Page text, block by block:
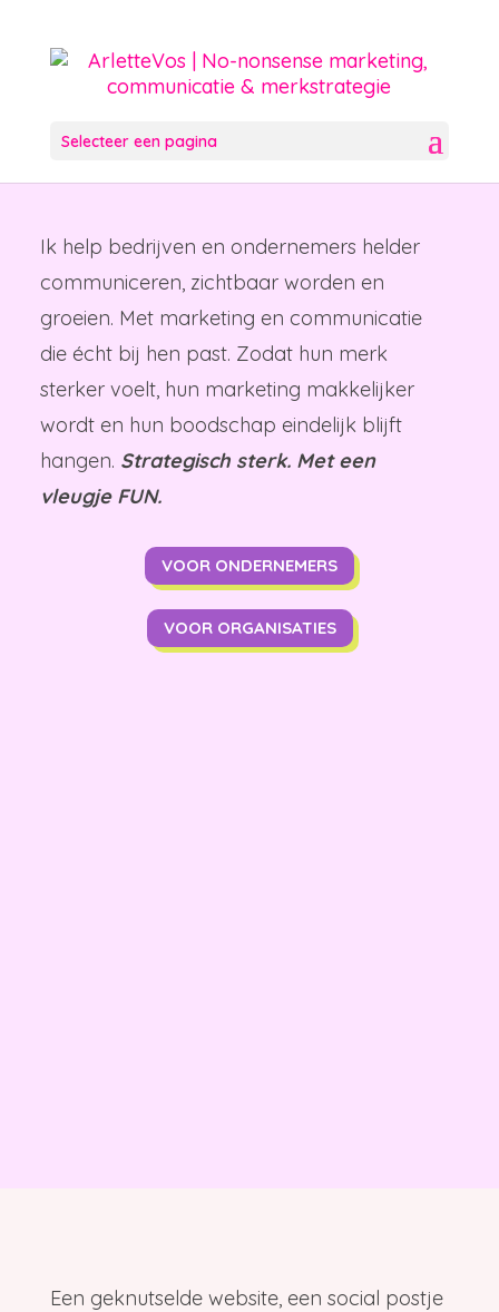
Selecteer een pagina
Ik help bedrijven en ondernemers helder
communiceren, zichtbaar worden en
groeien. Met marketing en communicatie
die écht bij hen past. Zodat hun merk
sterker voelt, hun marketing makkelijker
wordt en hun boodschap eindelijk blijft
hangen. Strategisch sterk. Met een
vleugje FUN.
VOOR ONDERNEMERS
VOOR ORGANISATIES
Een geknutselde website, een social postje